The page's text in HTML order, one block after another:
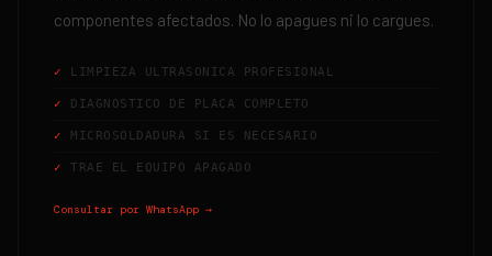
componentes afectados. No lo apagues ni lo cargues.
LIMPIEZA ULTRASONICA PROFESIONAL
DIAGNOSTICO DE PLACA COMPLETO
MICROSOLDADURA SI ES NECESARIO
TRAE EL EQUIPO APAGADO
Consultar por WhatsApp →